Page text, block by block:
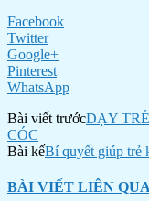
Facebook
Twitter
Google+
Pinterest
WhatsApp
Bài viết trướcDẠY
CÓC
Bài kếBí quyết giúp trẻ
BÀI VIẾT LIÊN